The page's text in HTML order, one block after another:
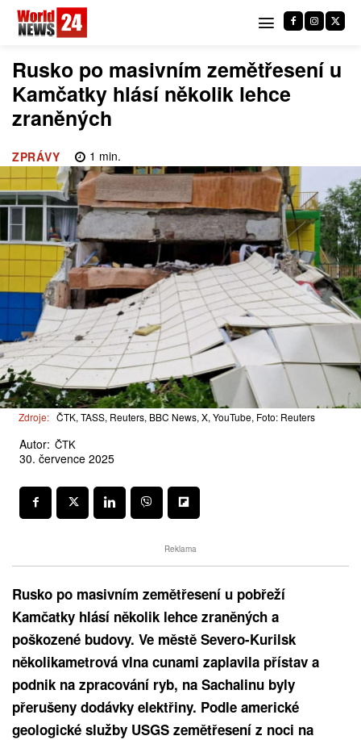
Rusko po masivním zemětřesení u
Kamčatky hlásí několik lehce
zraněných
ZPRÁVY 1 min.
Zdroje: ČTK, TASS, Reuters, BBC News, X, YouTube, Foto: Reuters
Autor: ČTK
30. července 2025
Reklama
Rusko po masivním zemětřesení u pobřeží
Kamčatky hlásí několik lehce zraněných a
poškozené budovy. Ve městě Severo-Kurilsk
několikametrová vlna cunami zaplavila přístav a
podnik na zpracování ryb, na Sachalinu byly
přerušeny dodávky elektřiny. Podle americké
geologické služby USGS zemětřesení z noci na